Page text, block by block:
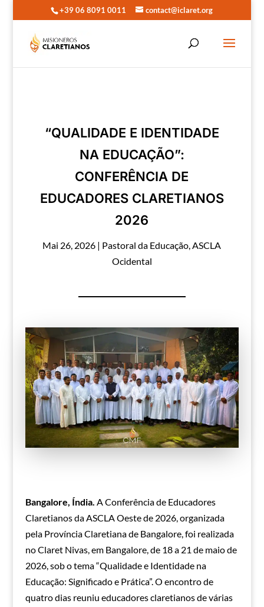
+39 06 8091 0011 contact@iclaret.org
“QUALIDADE E IDENTIDADE
NA EDUCAÇÃO”:
CONFERÊNCIA DE
EDUCADORES CLARETIANOS
2026
Mai 26, 2026 | Pastoral da Educação,ASCLA
Ocidental
Bangalore, Índia. A Conferência de Educadores
Claretianos da ASCLA Oeste de 2026, organizada
pela Província Claretiana de Bangalore, foi realizada
no Claret Nivas, em Bangalore, de 18 a 21 de maio de
2026, sob o tema “Qualidade e Identidade na
Educação: Significado e Prática”. O encontro de
quatro dias reuniu educadores claretianos de várias